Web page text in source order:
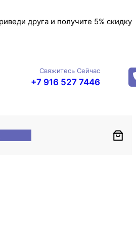
друга и получите 5% скидку
Свяжитесь Сейчас
+7 916 527 7446